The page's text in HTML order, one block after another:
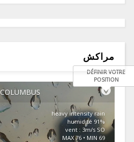
مراكش
COLUMBUS
DÉFINIR VOTRE
POSITION
heavy intensity rain
91% humidité
vent : 3m/s SO
MAX 76 • MIN 69